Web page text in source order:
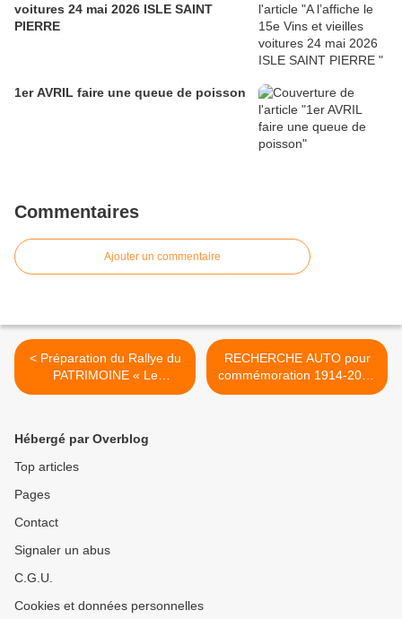
voitures 24 mai 2026 ISLE SAINT
PIERRE
1er AVRIL faire une queue de poisson
Commentaires
Ajouter un commentaire
< Préparation du Rallye du
PATRIMOINE « Le
RENDEZ-VOUS de La
route !
RECHERCHE AUTO pour
commémoration 1914-2014
région 78 >
Hébergé par Overblog
Top articles
Pages
Contact
Signaler un abus
C.G.U.
Cookies et données personnelles